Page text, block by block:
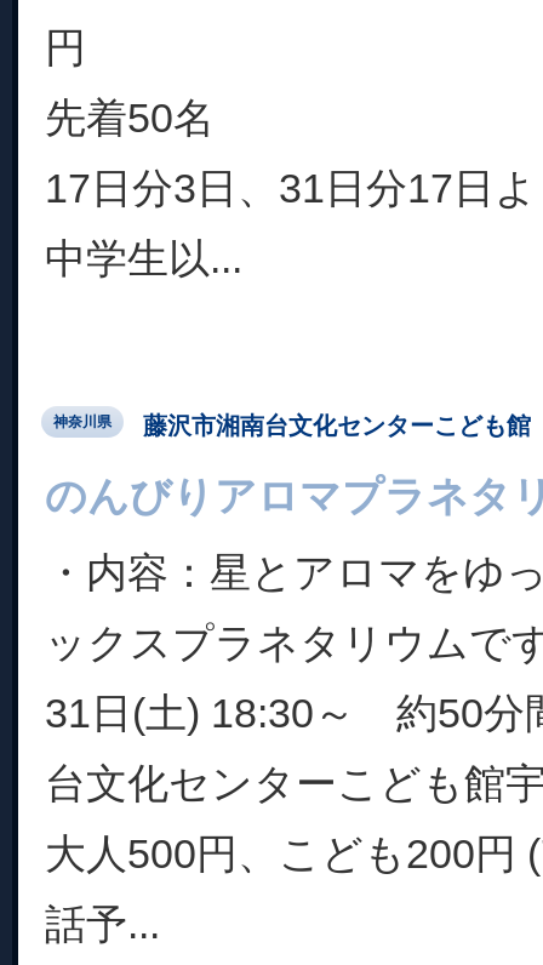
円
先着50名
17日分3日、31日分17日
中学生以...
神奈川県 藤沢市湘南台文化センターこども館
のんびりアロマプラネタ
・内容：星とアロマをゆ
ックスプラネタリウムで
31日(土) 18:30～ 約50分
台文化センターこども館
大人500円、こども200円
話予...